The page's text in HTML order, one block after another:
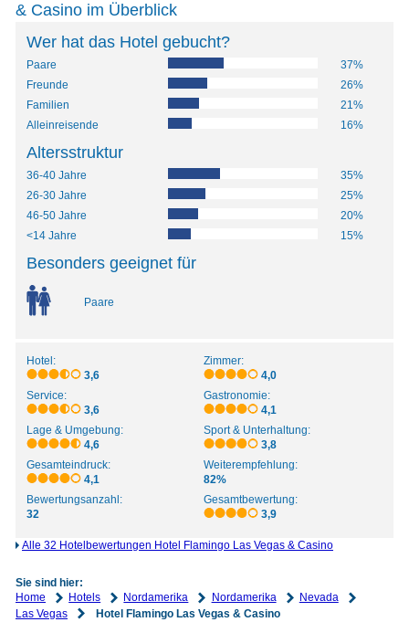
& Casino im Überblick
Wer hat das Hotel gebucht?
Paare
37%
Freunde
26%
Familien
21%
Alleinreisende
16%
Altersstruktur
36-40 Jahre
35%
26-30 Jahre
25%
46-50 Jahre
20%
<14 Jahre
15%
Besonders geeignet für
Paare
Hotel:
3,6
Zimmer:
4,0
Service:
3,6
Gastronomie:
4,1
Lage & Umgebung:
4,6
Sport & Unterhaltung:
3,8
Gesamteindruck:
4,1
Weiterempfehlung:
82%
Bewertungsanzahl:
32
Gesamtbewertung:
3,9
Alle 32 Hotelbewertungen Hotel Flamingo Las Vegas & Casino
Sie sind hier:
Home
Hotels Nordamerika Nordamerika
Nevada
Las Vegas
Hotel Flamingo Las Vegas & Casino